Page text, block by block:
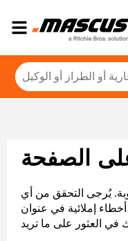
الصفحة
يُرجى التحقق من أي
أخطاء إملائية في عنوان URL، أو عرض خريطة الموقع